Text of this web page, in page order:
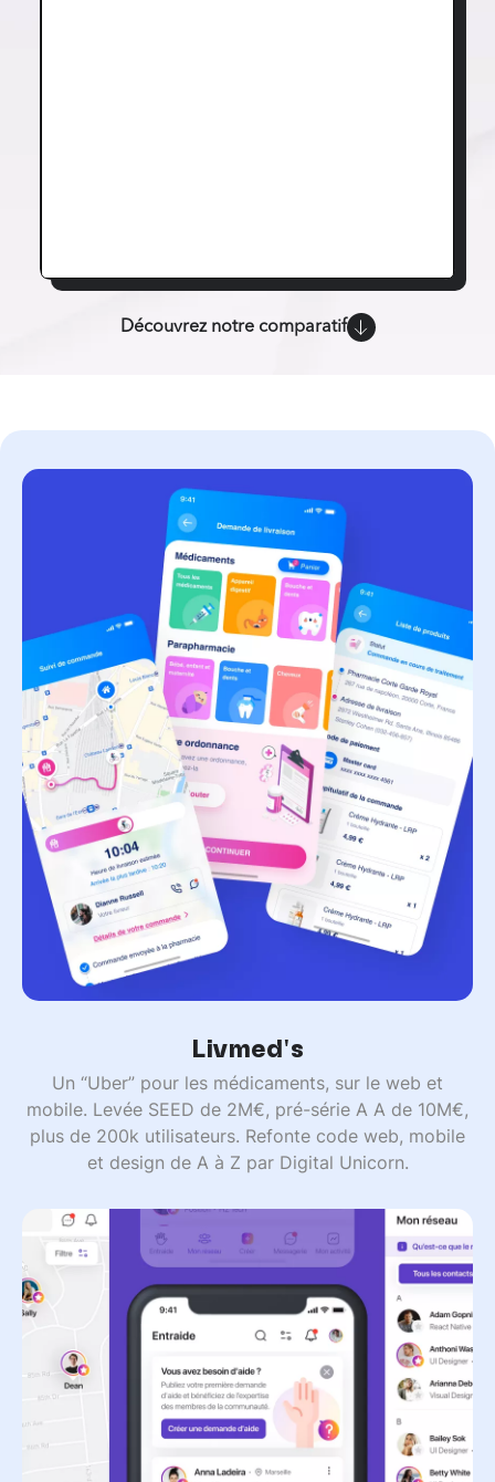
Découvrez notre comparatif
Livmed's
Un “Uber” pour les médicaments, sur le web et
mobile. Levée SEED de 2M€, pré-série A A de 10M€,
plus de 200k utilisateurs. Refonte code web, mobile
et design de A à Z par Digital Unicorn.